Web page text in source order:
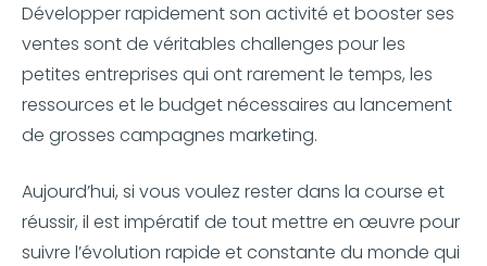
Développer rapidement son activité et booster ses
ventes sont de véritables challenges pour les
petites entreprises qui ont rarement le temps, les
ressources et le budget nécessaires au lancement
de grosses campagnes marketing.
Aujourd’hui, si vous voulez rester dans la course et
réussir, il est impératif de tout mettre en œuvre pour
suivre l’évolution rapide et constante du monde qui